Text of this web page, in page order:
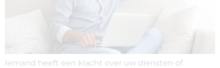
Iemand heeft een klacht over uw diensten of